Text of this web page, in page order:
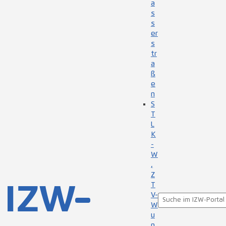
a
s
s
er
s
tr
a
ß
e
n
S
T
L
K
-
W
,
Z
T
V-
W
u